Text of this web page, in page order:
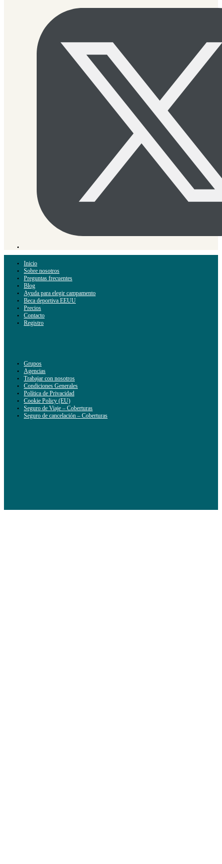
Inicio
Sobre nosotros
Preguntas frecuentes
Blog
Ayuda para elegir campamento
Beca deportiva EEUU
Precios
Contacto
Registro
Grupos
Agencias
Trabajar con nosotros
Condiciones Generales
Política de Privacidad
Cookie Policy (EU)
Seguro de Viaje – Coberturas
Seguro de cancelación – Coberturas